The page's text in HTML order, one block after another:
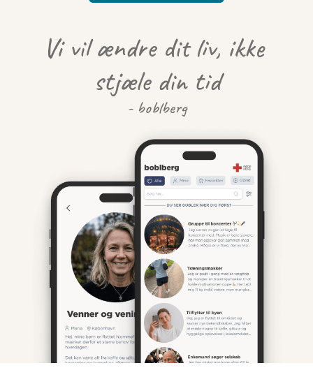
Vi vil ændre dit liv, ikke
stjæle din tid
- boblberg